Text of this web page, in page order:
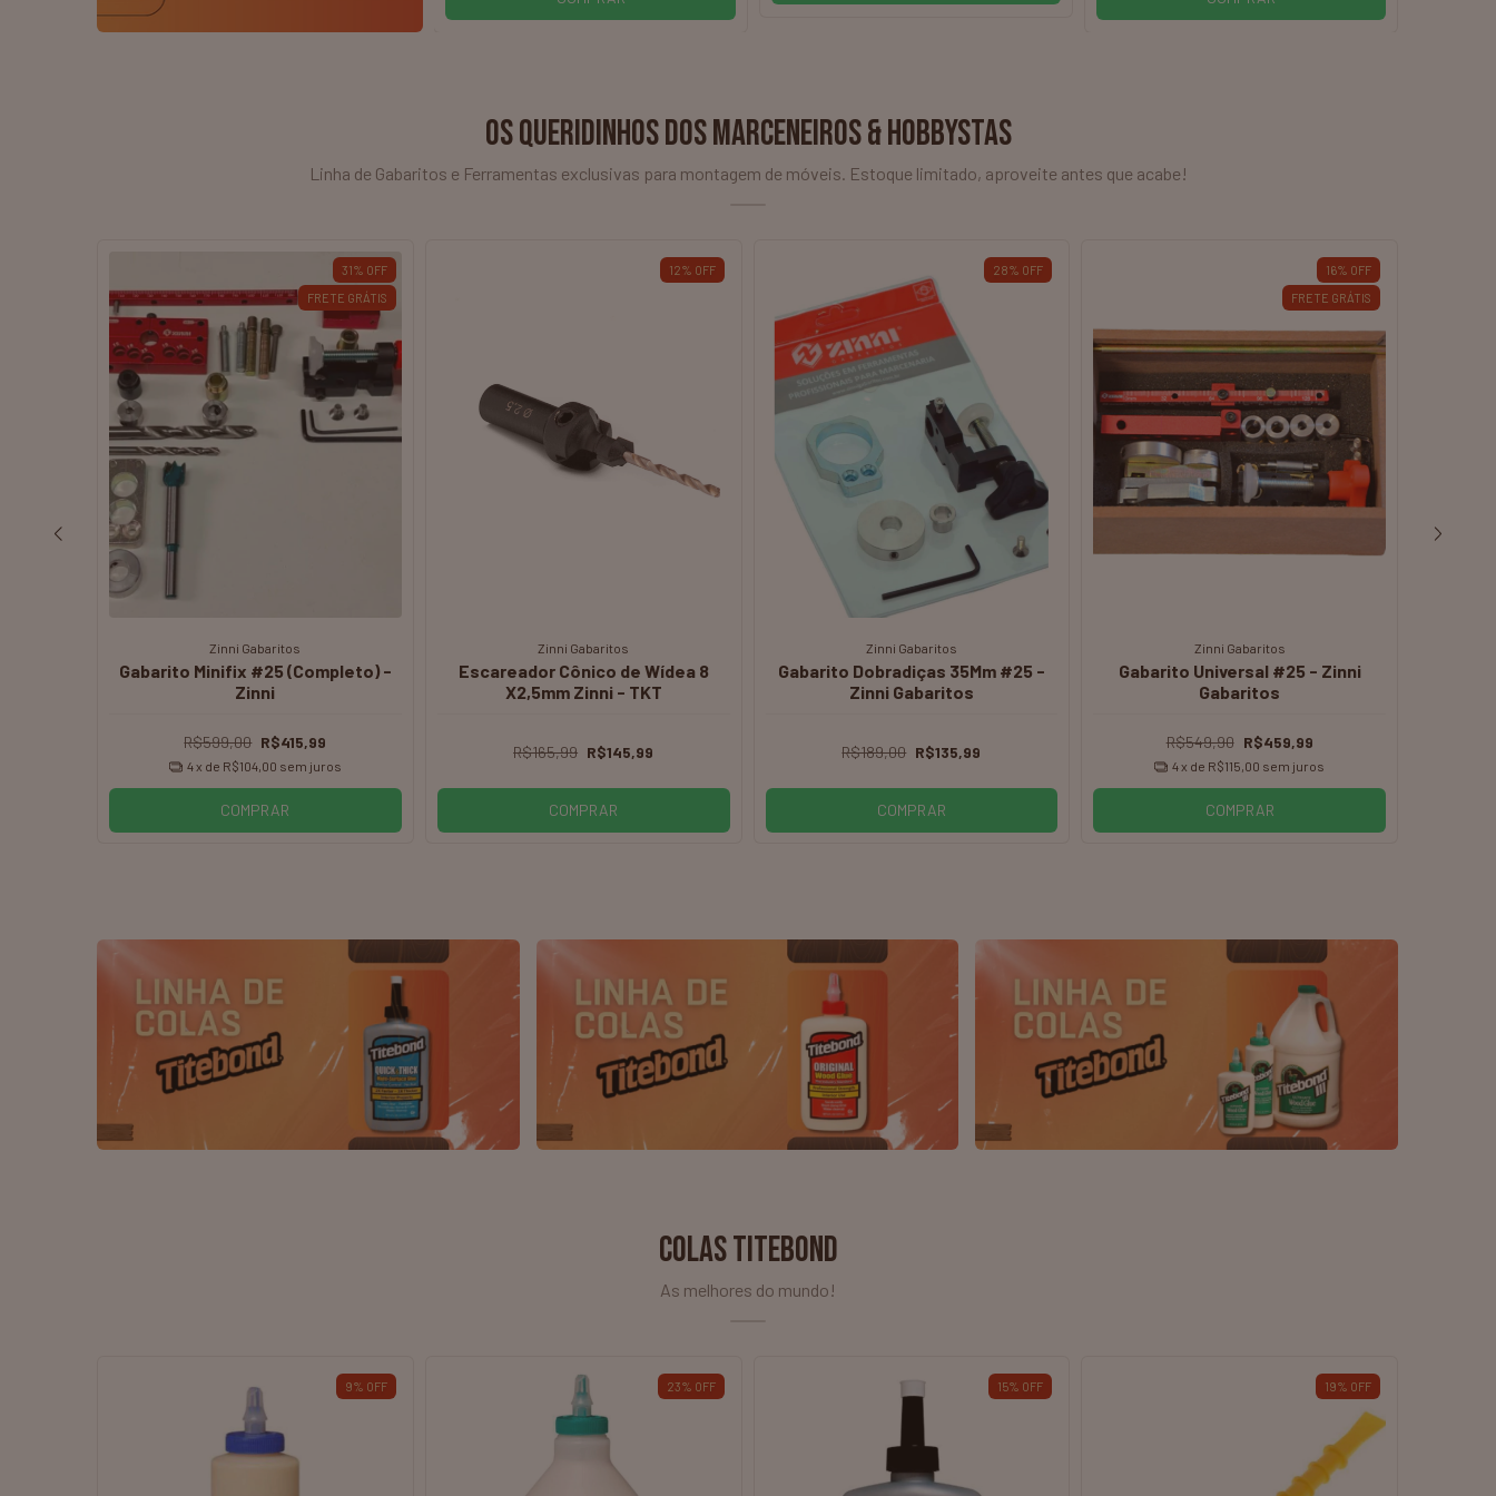
OS QUERIDINHOS DOS MARCENEIROS & HOBBYSTAS
Linha de Gabaritos e Ferramentas exclusivas para montagem de móveis. Estoque limitado, aproveite antes que acabe!
31% OFF
FRETE GRÁTIS
Zinni Gabaritos
Gabarito Minifix #25 (Completo) -
Zinni
R$599,00 R$415,99
4x de R$104,00 sem juros
COMPRAR
12% OFF
Zinni Gabaritos
Escareador Cônico de Wídea 8
X2,5mm Zinni - TKT
R$165,99 R$145,99
COMPRAR
28% OFF
Zinni Gabaritos
Gabarito Dobradiças 35Mm #25 -
Zinni Gabaritos
R$189,00 R$135,99
COMPRAR
16% OFF
FRETE GRÁTIS
Zinni Gabaritos
Gabarito Universal #25 - Zinni
Gabaritos
R$549,90 R$459,99
4x de R$115,00 sem juros
COMPRAR
COLAS TITEBOND
As melhores do mundo!
37% OFF ESGOTADO ESGOTADO ESGOTADO